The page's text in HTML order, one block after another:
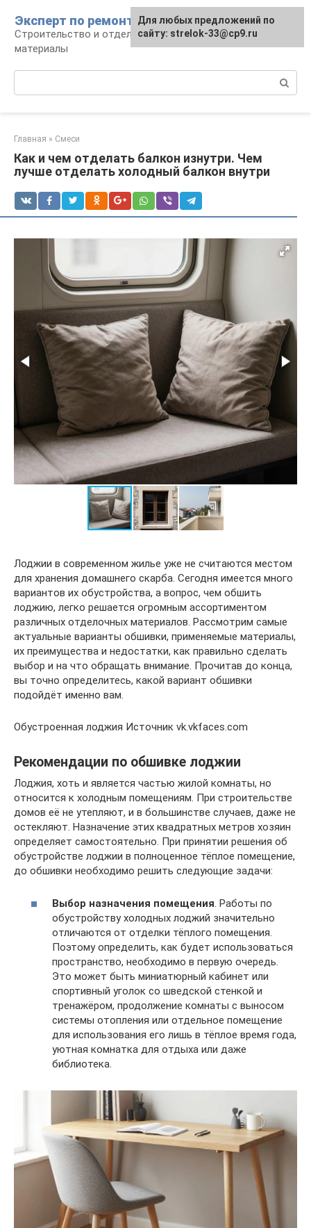
контенту
Эксперт по ремонту
Строительство и отделка: работы и
материалы
Главная » Смеси
Как и чем отделать балкон изнутри. Чем
лучше отделать холодный балкон внутри
Лоджии в современном жилье уже не считаются местом
для хранения домашнего скарба. Сегодня имеется много
вариантов их обустройства, а вопрос, чем обшить
лоджию, легко решается огромным ассортиментом
различных отделочных материалов. Рассмотрим самые
актуальные варианты обшивки, применяемые материалы,
их преимущества и недостатки, как правильно сделать
выбор и на что обращать внимание. Прочитав до конца,
вы точно определитесь, какой вариант обшивки
подойдёт именно вам.
Обустроенная лоджия Источник vk.vkfaces.com
Рекомендации по обшивке лоджии
Лоджия, хоть и является частью жилой комнаты, но
относится к холодным помещениям. При строительстве
домов её не утепляют, и в большинстве случаев, даже не
остекляют. Назначение этих квадратных метров хозяин
определяет самостоятельно. При принятии решения об
обустройстве лоджии в полноценное тёплое помещение,
до обшивки необходимо решить следующие задачи:
Выбор назначения помещения . Работы по
обустройству холодных лоджий значительно
отличаются от отделки тёплого помещения.
Поэтому определить, как будет использоваться
пространство, необходимо в первую очередь.
Это может быть миниатюрный кабинет или
спортивный уголок со шведской стенкой и
тренажёром, продолжение комнаты с выносом
системы отопления или отдельное помещение
для использования его лишь в тёплое время года,
уютная комнатка для отдыха или даже
библиотека.
Для любых предложений по
сайту: strelok-33@cp9.ru
Для любых предложений по
сайту: strelok-33@cp9.ru